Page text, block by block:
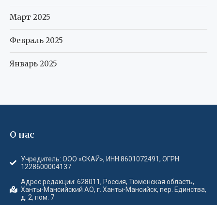
Март 2025
Февраль 2025
Январь 2025
О нас
Учредитель: ООО «СКАЙ», ИНН 8601072491, ОГРН
1228600004137
Адрес редакции: 628011, Россия, Тюменская область,
Ханты-Мансийский АО, г. Ханты-Мансийск, пер. Единства,
д. 2, пом. 7